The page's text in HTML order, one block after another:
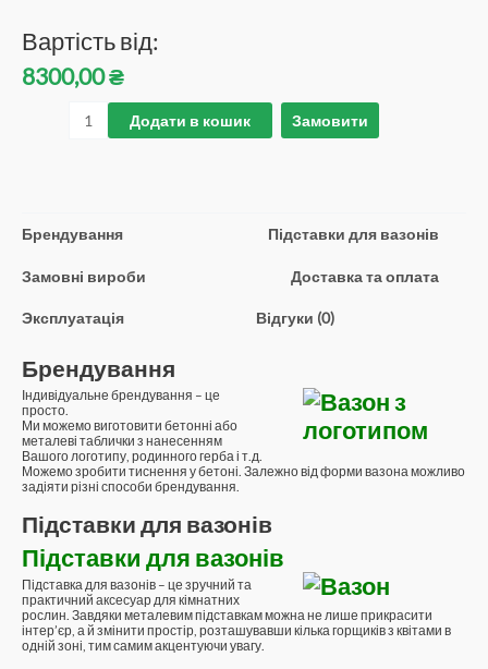
Вартість від:
8300,00₴
Додати в кошик Замовити
Брендування Підставки для вазонів
Замовні вироби Доставка та оплата
Эксплуатація Відгуки (0)
Брендування
Індивідуальне брендування – це
просто.
Ми можемо виготовити бетонні або
металеві таблички з нанесенням
Вашого логотипу, родинного герба і т.д.
Можемо зробити тиснення у бетоні. Залежно від форми вазона можливо
задіяти різні способи брендування.
Підставки для вазонів
Підставки для вазонів
Підставка для вазонів – це зручний та
практичний аксесуар для кімнатних
рослин. Завдяки металевим підставкам можна не лише прикрасити
інтер’єр, а й змінити простір, розташувавши кілька горщиків з квітами в
одній зоні, тим самим акцентуючи увагу.